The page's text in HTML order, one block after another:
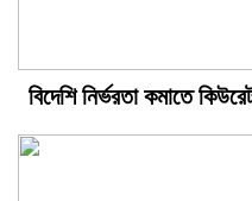
বিদেশি নির্ভরতা কমাতে